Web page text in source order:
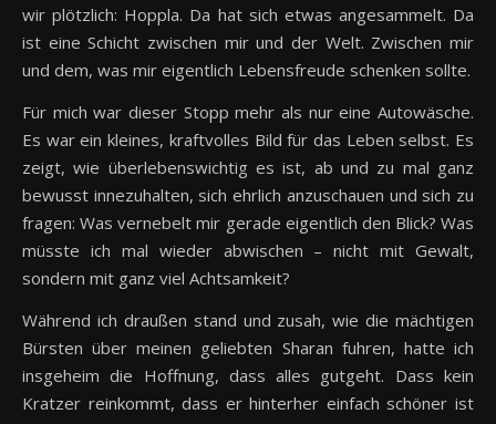
wir plötzlich: Hoppla. Da hat sich etwas angesammelt. Da
ist eine Schicht zwischen mir und der Welt. Zwischen mir
und dem, was mir eigentlich Lebensfreude schenken sollte.
Für mich war dieser Stopp mehr als nur eine Autowäsche.
Es war ein kleines, kraftvolles Bild für das Leben selbst. Es
zeigt, wie überlebenswichtig es ist, ab und zu mal ganz
bewusst innezuhalten, sich ehrlich anzuschauen und sich zu
fragen: Was vernebelt mir gerade eigentlich den Blick? Was
müsste ich mal wieder abwischen – nicht mit Gewalt,
sondern mit ganz viel Achtsamkeit?
Während ich draußen stand und zusah, wie die mächtigen
Bürsten über meinen geliebten Sharan fuhren, hatte ich
insgeheim die Hoffnung, dass alles gutgeht. Dass kein
Kratzer reinkommt, dass er hinterher einfach schöner ist